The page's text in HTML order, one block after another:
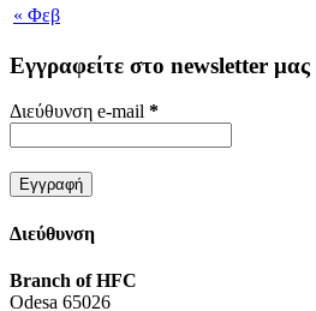
« Φεβ
Εγγραφείτε στο newsletter μας
Διεύθυνση e-mail *
Διεύθυνση
Branch of HFC
Odesa 65026